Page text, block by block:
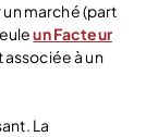
marché (part
un Facteur
associée à un
La